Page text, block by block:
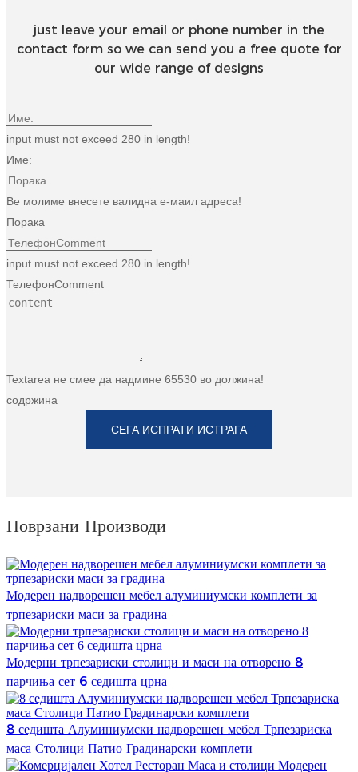
just leave your email or phone number in the
contact form so we can send you a free quote for
our wide range of designs
input must not exceed 280 in length!
Име:
Ве молиме внесете валидна е-маил адреса!
Порака
input must not exceed 280 in length!
ТелефонComment
Textarea не смее да надмине 65530 во должина!
содржина
СЕГА ИСПРАТИ ИСТРАГА
Поврзани Производи
Модерен надворешен мебел алуминиумски комплети за
трпезариски маси за градина
Модерни трпезариски столици и маси на отворено 8
парчиња сет 6 седишта црна
8 седишта Алуминиумски надворешен мебел Трпезариска
маса Столици Патио Градинарски комплети